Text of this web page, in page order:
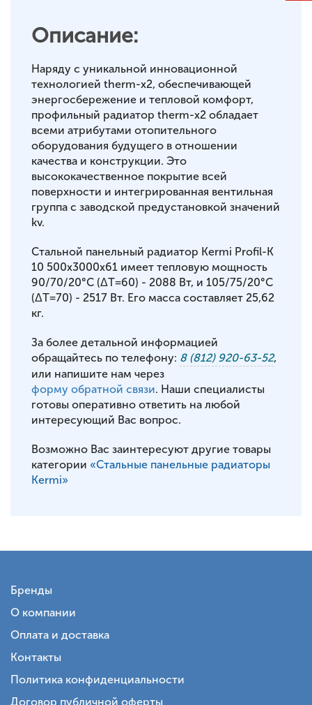
Описание:
Наряду с уникальной инновационной
технологией therm-x2, обеспечивающей
энергосбережение и тепловой комфорт,
профильный радиатор therm-x2 обладает
всеми атрибутами отопительного
оборудования будущего в отношении
качества и конструкции. Это
высококачественное покрытие всей
поверхности и интегрированная вентильная
группа с заводской предустановкой значений
kv.
Стальной панельный радиатор Kermi Profil-K
10 500x3000x61 имеет тепловую мощность
90/70/20°С (ΔT=60) - 2088 Вт, и 105/75/20°С
(ΔT=70) - 2517 Вт. Его масса составляет 25,62
кг.
За более детальной информацией
обращайтесь по телефону: 8 (812) 920-63-52,
или напишите нам через
форму обратной связи. Наши специалисты
готовы оперативно ответить на любой
интересующий Вас вопрос.
Возможно Вас заинтересуют другие товары
категории «Стальные панельные радиаторы
Kermi»
Бренды
О компании
Оплата и доставка
Контакты
Политика конфиденциальности
Договор публичной оферты